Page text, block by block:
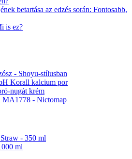
betartása az edzés során: Fontosabb,
is ez?
- Shoyu-stílusban
Korall kalcium por
nugát krém
MA1778 - Nictomap
- 350 ml
ml